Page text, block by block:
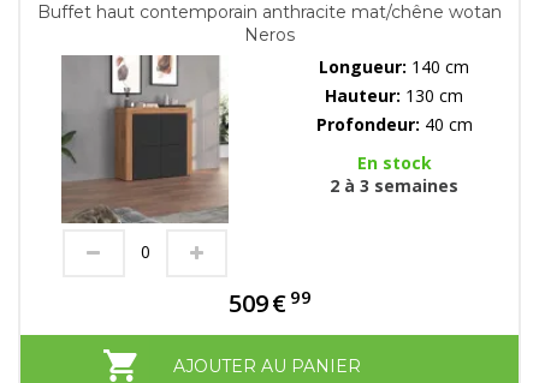
Buffet haut contemporain anthracite mat/chêne wotan
Neros
Longueur: 140 cm
Hauteur: 130 cm
Profondeur: 40 cm
En stock
2 à 3 semaines
509€ 99
AJOUTER AU PANIER